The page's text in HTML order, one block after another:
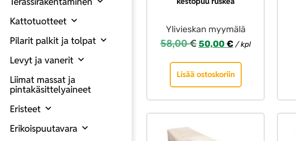
Kattotuotteet
Pilarit palkit ja tolpat
Levyt ja vanerit
Liimat massat ja
pintakäsittelyaineet
Eristeet
Erikoispuutavara
Ylivieskan myymälä
58,00€ 50,00€/ kpl
Lisää ostoskoriin